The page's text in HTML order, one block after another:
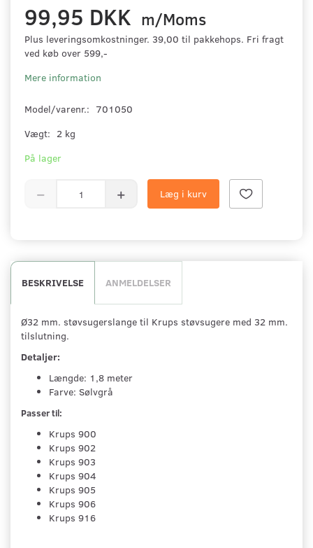
99,95 DKK m/Moms
Plus leveringsomkostninger. 39,00 til pakkehops. Fri fragt
ved køb over 599,-
Mere information
Model/varenr.: 701050
Vægt: 2 kg
På lager
Læg i kurv
BESKRIVELSE ANMELDELSER
Ø32 mm. støvsugerslange til Krups støvsugere med 32 mm.
tilslutning.
Detaljer:
Længde: 1,8 meter
Farve: Sølvgrå
Passer til:
Krups 900
Krups 902
Krups 903
Krups 904
Krups 905
Krups 906
Krups 916